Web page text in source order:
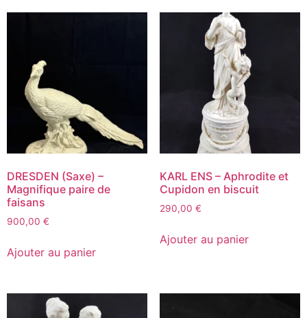
DRESDEN (Saxe) –
Magnifique paire de
faisans
900,00 €
Ajouter au panier
KARL ENS – Aphrodite et
Cupidon en biscuit
290,00 €
Ajouter au panier